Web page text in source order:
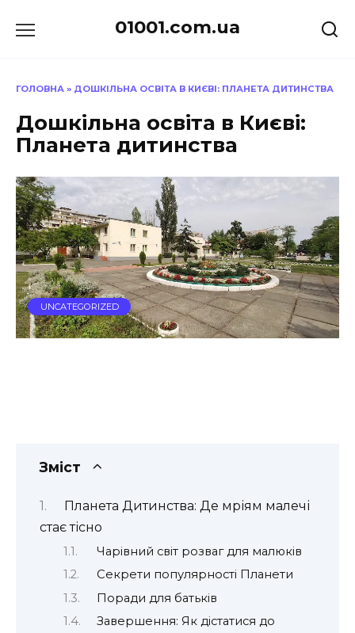
до
01001.com.ua
ГОЛОВНА » ДОШКІЛЬНА ОСВІТА В КИЄВІ: ПЛАНЕТА ДИТИНСТВА
Дошкільна освіта в Києві:
Планета дитинства
UNCATEGORIZED
Зміст
Планета Дитинства: Де мріям малечі
стає тісно
Чарівний світ розваг для малюків
Секрети популярності Планети
Поради для батьків
Завершення: Як дістатися до